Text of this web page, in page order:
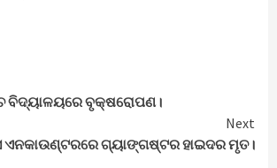
ବିଦ୍ୟାଳୟରେ ବୃକ୍ଷରୋପଣ।
Next
ଗ୍ୟାଙ୍ଗଷ୍ଟର ହାଇଦର ମୃତ।